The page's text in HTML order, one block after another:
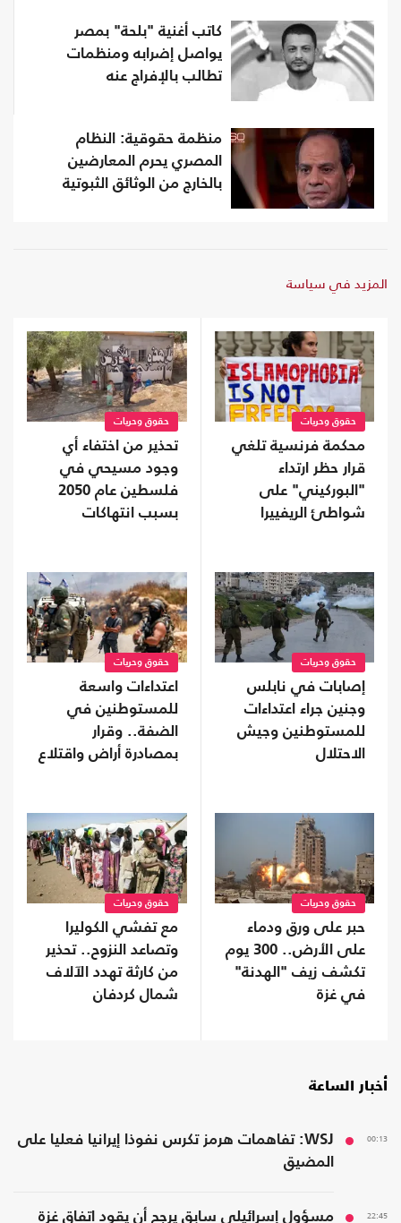
كاتب أغنية "بلحة" بمصر
يواصل إضرابه ومنظمات
تطالب بالإفراج عنه
منظمة حقوقية: النظام
المصري يحرم المعارضين
بالخارج من الوثائق الثبوتية
المزيد في سياسة
حقوق وحريات
محكمة فرنسية تلغي
قرار حظر ارتداء
"البوركيني" على
شواطئ الريفييرا
حقوق وحريات
تحذير من اختفاء أي
وجود مسيحي في
فلسطين عام 2050
بسبب انتهاكات
حقوق وحريات
إصابات في نابلس
وجنين جراء اعتداءات
للمستوطنين وجيش
الاحتلال
حقوق وحريات
اعتداءات واسعة
للمستوطنين في
الضفة.. وقرار
بمصادرة أراض واقتلاع
حقوق وحريات
حبر على ورق ودماء
على الأرض.. 300 يوم
تكشف زيف "الهدنة"
في غزة
حقوق وحريات
مع تفشي الكوليرا
وتصاعد النزوح.. تحذير
من كارثة تهدد الآلاف
شمال كردفان
أخبار الساعة
00:13
WSJ: تفاهمات هرمز تكرس نفوذا إيرانيا فعليا على
المضيق
22:45 مسؤول إسرائيلي سابق يرجح أن يقود اتفاق غزة